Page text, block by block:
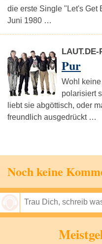
die erste Single "Let's Get
Juni 1980 …
LAUT.DE-
Pur
Wohl
polarisiert
liebt sie abgöttisch, oder
freundlich ausgedrückt …
Noch keine